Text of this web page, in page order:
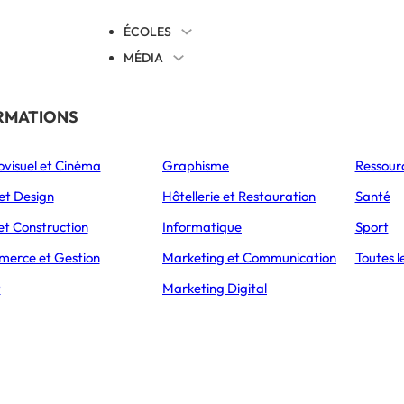
ÉCOLES
MÉDIA
Éducation
L’Express Éducation
Bachelors
Masters
et Cinéma
Design
Construction
et Gestion
Graphisme
Hôtellerie et Restauration
Informatique
Marketing et Communication
Marketing Digital
Santé
Sport
Toutes
ÉTABLISSEMENT PRÉSENTATION ADMISSIONS
GAME & INTERACTIVE DESIGN
& Interactive